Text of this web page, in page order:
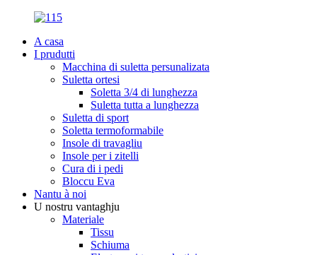
A casa
I prudutti
Macchina di suletta persunalizata
Suletta ortesi
Soletta 3/4 di lunghezza
Suletta tutta a lunghezza
Suletta di sport
Soletta termoformabile
Insole di travagliu
Insole per i zitelli
Cura di i pedi
Bloccu Eva
Nantu à noi
U nostru vantaghju
Materiale
Tissu
Schiuma